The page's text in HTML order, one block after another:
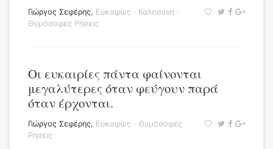
Γιώργος Σεφέρης, Ευκαιρίες · Καλοσύνη ·
Θυμόσοφες Ρήσεις
Οι ευκαιρίες πάντα φαίνονται
μεγαλύτερες όταν φεύγουν παρά
όταν έρχονται.
Γιώργος Σεφέρης, Ευκαιρίες · Θυμόσοφες
Ρήσεις